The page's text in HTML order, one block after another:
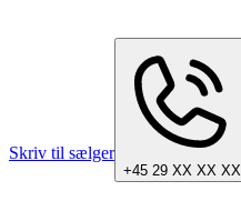
Skriv til sælger
+45 29 XX XX XX